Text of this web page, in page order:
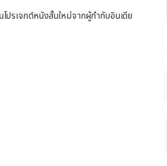
ปรเจกต์หนังสั้นใหม่จากผู้กำกับอินเดีย